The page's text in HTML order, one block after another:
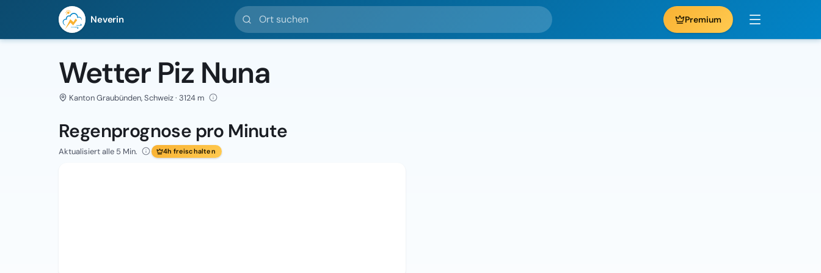
Neverin
Ort suchen
Premium
Wetter Piz Nuna
Kanton Graubünden, Schweiz · 3124 m
Regenprognose pro Minute
Aktualisiert alle 5 Min. 4h freischalten